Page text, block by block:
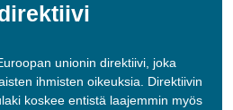
unionin direktiivi, joka
ihmisten oikeuksia. Direktiivin
koskee entistä laajemmin myös